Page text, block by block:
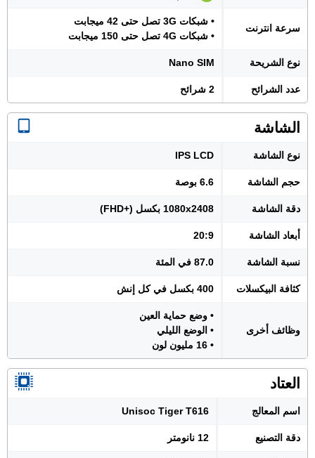
سرعة انترنت
• شبكات 3G تصل حتى 42 ميجابت
• شبكات 4G تصل حتى 150 ميجابت
نوع الشريحة Nano SIM
عدد الشرائح 2 شرائح
الشاشة
نوع الشاشة IPS LCD
حجم الشاشة 6.6 بوصة
دقة الشاشة 1080x2408 بكسل (+FHD)
أبعاد الشاشة 20:9
نسبة الشاشة 87.0 في المئة
كثافة البيكسلات 400 بكسل في كل إنش
وظائف أخرى
• وضع حماية العين
• الوضع الليلي
• 16 مليون لون
العتاد
اسم المعالج Unisoc Tiger T616
دقة التصنيع 12 نانومتر